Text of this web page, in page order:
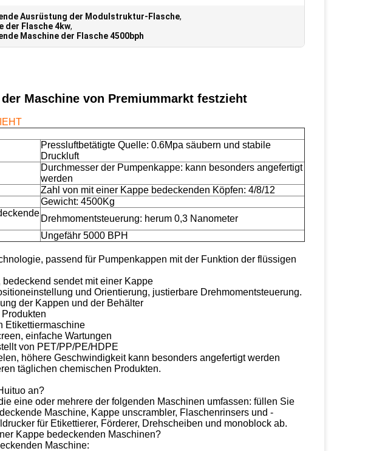
Ausrüstung der Modulstruktur-Flasche,
der Flasche 4kw,
Maschine der Flasche 4500bph
Maschine von Premiummarkt festzieht
Pressluftbetätigte Quelle: 0.6Mpa säubern und stabile
Druckluft
Durchmesser der Pumpenkappe: kann besonders angefertigt
werden
Zahl von mit einer Kappe bedeckenden Köpfen: 4/8/12
Gewicht: 4500Kg
Drehmomentsteuerung: herum 0,3 Nanometer
Ungefähr 5000 BPH
passend für Pumpenkappen mit der Funktion der flüssigen
sendet mit einer Kappe
und Orientierung, justierbare Drehmomentsteuerung.
der Kappen und der Behälter
Etikettiermaschine
einfache Wartungen
von PET/PP/PE/HDPE
höhere Geschwindigkeit kann besonders angefertigt werden
täglichen chemischen Produkten.
an?
eine oder mehrere der folgenden Maschinen umfassen: füllen Sie
Maschine, Kappe unscrambler, Flaschenrinsers und -
für Etikettierer, Förderer, Drehscheiben und monoblock ab.
Kappe bedeckenden Maschinen?
Maschine: